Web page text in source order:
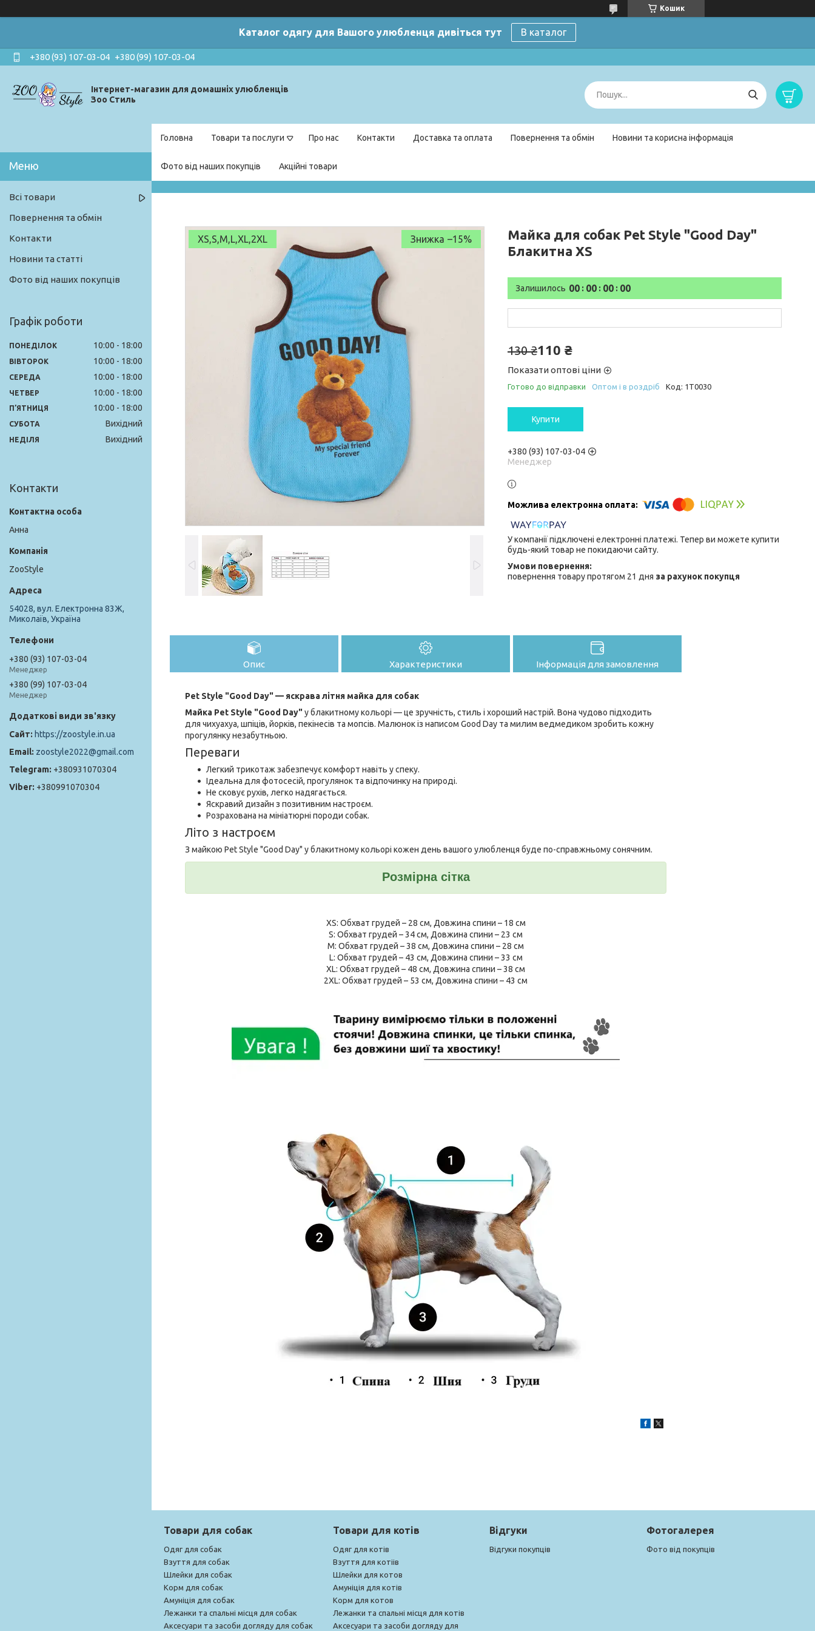
Кошик
Каталог одягу для Вашого улюбленця дивіться тут В каталог
+380 (93) 107-03-04 +380 (99) 107-03-04
Інтернет-магазин для домашніх улюбленців
Зоо Стиль
Головна Товари та послуги Про нас Контакти Доставка та оплата Повернення та обмін Новини та корисна інформація
Фото від наших покупців Акційні товари
XS,S,M,L,XL,2XL –15%
Майка для собак Pet Style "Good Day"
Блакитна XS
Залишилось 00 00 00 00
130 ₴110 ₴
Показати оптові ціни
Готово до відправки Оптом і в роздріб Код: 1T0030
Купити
+380 (93) 107-03-04
Менеджер
У компанії підключені електронні платежі. Тепер ви можете купити
будь-який товар не покидаючи сайту.
повернення товару протягом 21 дня за рахунок покупця
Опис Характеристики Інформація для замовлення
Pet Style "Good Day" — яскрава літня майка для собак
Майка Pet Style "Good Day"у блакитному кольорі — це зручність, стиль і хороший настрій. Вона чудово підходить
для чихуахуа, шпіців, йорків, пекінесів та мопсів. Малюнок із написом Good Day та милим ведмедиком зробить кожну
прогулянку незабутньою.
Переваги
Легкий трикотаж забезпечує комфорт навіть у спеку.
Ідеальна для фотосесій, прогулянок та відпочинку на природі.
Не сковує рухів, легко надягається.
Яскравий дизайн з позитивним настроєм.
Розрахована на мініатюрні породи собак.
Літо з настроєм
З майкою Pet Style "Good Day" у блакитному кольорі кожен день вашого улюбленця буде по-справжньому сонячним.
Розмірна сітка
XS: Обхват грудей – 28 см, Довжина спини – 18 см
S: Обхват грудей – 34 см, Довжина спини – 23 см
M: Обхват грудей – 38 см, Довжина спини – 28 см
L: Обхват грудей – 43 см, Довжина спини – 33 см
XL: Обхват грудей – 48 см, Довжина спини – 38 см
2XL: Обхват грудей – 53 см, Довжина спини – 43 см
Всі товари
Повернення та обмін
Контакти
Новини та статті
Фото від наших покупців
Графік роботи
ПОНЕДІЛОК 10:00 18:00
ВІВТОРОК 10:00 18:00
СЕРЕДА 10:00 18:00
ЧЕТВЕР 10:00 18:00
ПʼЯТНИЦЯ 10:00 18:00
СУБОТА Вихідний
НЕДІЛЯ Вихідний
Контакти
Анна
ZooStyle
54028, вул. Електронна 83Ж,
Миколаїв, Україна
+380 (93) 107-03-04
Менеджер
+380 (99) 107-03-04
Менеджер
https://zoostyle.in.ua
zoostyle2022@gmail.com
+380931070304
+380991070304
Товари для собак
Одяг для собак
Взуття для собак
Шлейки для собак
Корм для собак
Амуніція для собак
Лежанки та спальні місця для собак
Аксесуари та засоби догляду для собак
Товари для котів
Одяг для котів
Взуття для котіів
Шлейки для котов
Амуніція для котів
Корм для котов
Лежанки та спальні місця для котів
Аксесуари та засоби догляду для
Відгуки
Відгуки покупців
Фотогалерея
Фото від покупців